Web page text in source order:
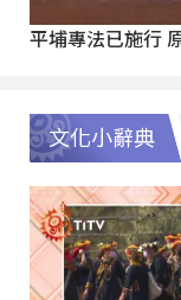
平埔專法已施行
文化小辭典